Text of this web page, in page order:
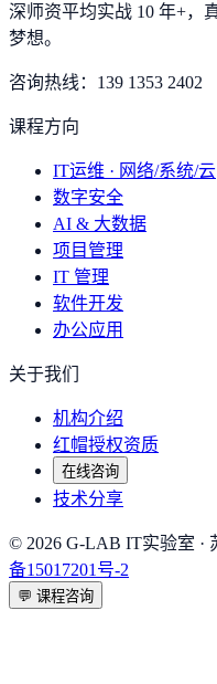
深师资平均实战 10 年+，
梦想。
咨询热线： 139 1353 2402
课程方向
IT运维 · 网络/系统/云
数字安全
AI & 大数据
项目管理
IT 管理
软件开发
办公应用
关于我们
机构介绍
红帽授权资质
在线咨询
技术分享
© 2026 G-LAB IT实验室 ·
备15017201号-2
💬 课程咨询